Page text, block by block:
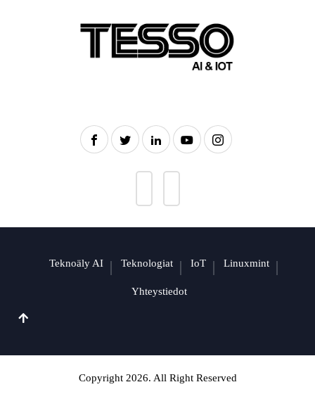
Teknoäly AI Teknologiat IoT Linuxmint
Yhteystiedot
Copyright 2026. All Right Reserved